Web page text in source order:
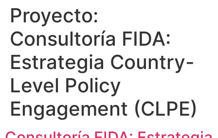
Proyecto:
Consultoría FIDA:
Estrategia Country-
Level Policy
Engagement (CLPE)